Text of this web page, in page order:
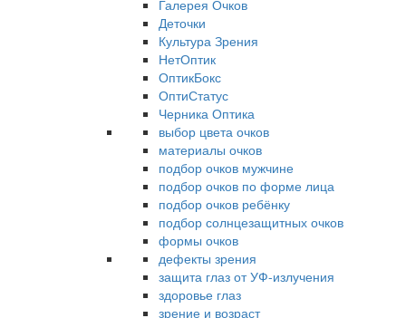
Галерея Очков
Деточки
Культура Зрения
НетОптик
ОптикБокс
ОптиСтатус
Черника Оптика
выбор цвета очков
материалы очков
подбор очков мужчине
подбор очков по форме лица
подбор очков ребёнку
подбор солнцезащитных очков
формы очков
дефекты зрения
защита глаз от УФ-излучения
здоровье глаз
зрение и возраст